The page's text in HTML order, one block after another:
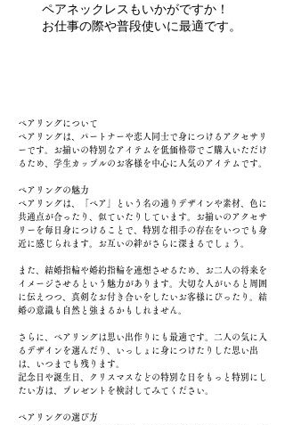
ペアネックレスもいかがですか！
​お仕事の際や普段使いに最適です。
ペアリングについて
ペアリングは、パートナーや恋人同士で身につけるアクセサリ
ーです。お揃いの特別なアイテムを低価格帯でご購入いただけ
るため、学生カップルのお客様を中心に人気のアイテムです。
ペアリングの魅力
ペアリングは、「ペア」という名の通りデザインや素材、色に
共通点が合ったり、似ていたりしています。お揃いのアクセサ
リーを毎日身につけることで、特別な相手の存在をいつでも身
近に感じられます。お互いの絆がさらに深まるでしょう。
また、結婚指輪や婚約指輪を連想させるため、お二人の将来を
イメージさせるという魅力があります。大切な人がいると周囲
に伝えつつ、真剣なお付き合いをしたいお客様にぴったり。結
婚の意識も自然と強まるかもしれません。
さらに、ペアリングは思い出作りにも最適です。二人の気に入
るデザインを選んだり、いっしょに身につけたりした思い出
は、いつまでも残ります。
記念日や誕生日、クリスマスなどの特別な日をもっと特別にし
たい方は、プレゼントを検討してみてください。
ペアリングの選び方